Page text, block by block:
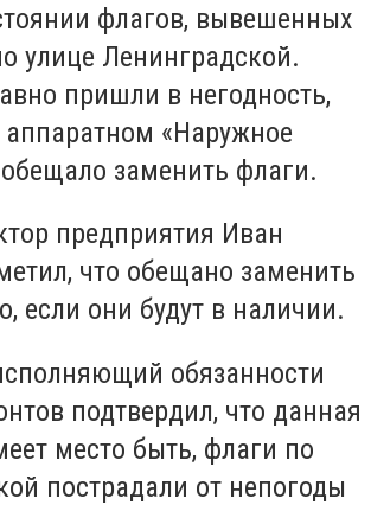
флагов, вывешенных
улице Ленинградской.
пришли в негодность,
«Наружное
заменить флаги.
предприятия Иван
что обещано заменить
если они будут в наличии.
обязанности
подтвердил, что данная
место быть, флаги по
пострадали от непогоды